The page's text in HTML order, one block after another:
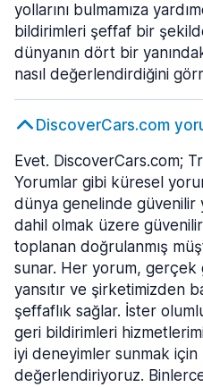
yollarını bulmamıza
bildirimleri şeffaf bir
dünyanın dört bir
nasıl değerlendirdiğini
DiscoverCars.com
Evet. DiscoverCars.com;
Yorumlar gibi küresel
dünya genelinde güvenilir
dahil olmak üzere
toplanan doğrulanmış
sunar. Her yorum, gerçek
yansıtır ve şirketimizden
şeffaflık sağlar. İster
geri bildirimleri
iyi deneyimler sunmak için
değerlendiriyoruz.